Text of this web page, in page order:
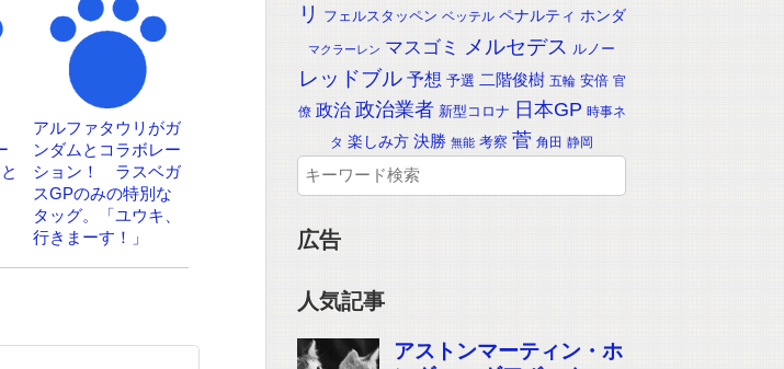
アルファタウリがガ
ンダムとコラボレー
ション！ ラスベガ
スGPのみの特別な
タッグ。「ユウキ、
行きまーす！」
リ
フェルスタッペン ベッテル ペナルティ ホンダ
マクラーレン マスゴミ メルセデス ルノー
レッドブル 予想 予選 二階俊樹 五輪 安倍 官
僚 政治 政治業者 新型コロナ 日本GP 時事ネ
タ 楽しみ方 決勝 無能 考察 菅 角田 静岡
広告
人気記事